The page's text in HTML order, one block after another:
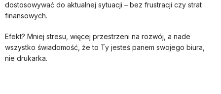
dostosowywać do aktualnej sytuacji – bez frustracji czy strat
finansowych.
Efekt? Mniej stresu, więcej przestrzeni na rozwój, a nade
wszystko świadomość, że to Ty jesteś panem swojego biura,
nie drukarka.